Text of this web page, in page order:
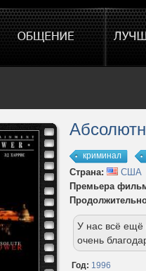
криминал
Страна:
США
Премьера
У нас всё
очень
Год: 1996